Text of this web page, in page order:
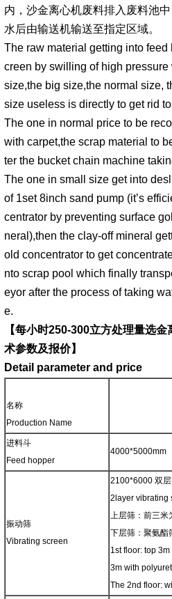
内，沙金离心机废料排入废料池
水后由输送机输送至指定区域。
The raw material getting into
creen by swilling of high
size,the big size,the normal size,
size useless is directly to get rid
The one in normal price to be
with carpet,the scrap material to
ter the bucket chain machine
The one in small size get into
of 1set 8inch sand pump (it’s
centrator by preventing surface
neral),then the clay-off mineral
old concentrator to get
nto scrap pool which finally
eyor after the process of taking
e.
【每小时250-300立方处理量选
术参数及报价】
Detail parameter and price
名称
Production Name
进料斗
Feed hopper
4000*5000mm
振动筛
Vibrating screen
2100*6000 双
2layer vibrating
上层筛：前三
下层筛：聚氨酯
1st floor: top
3m with
The 2nd floor: